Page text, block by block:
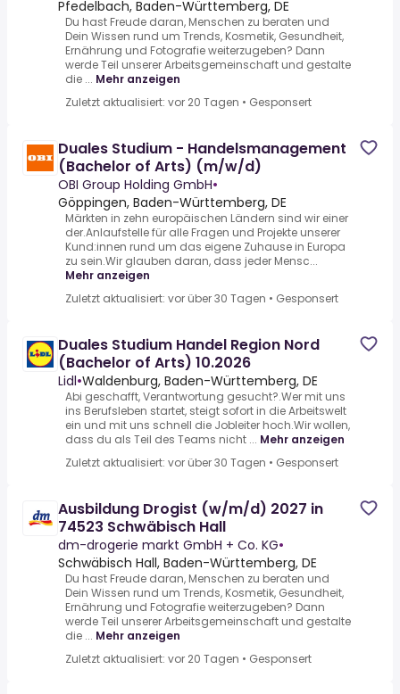
Pfedelbach, Baden-Württemberg, DE
Du hast Freude daran, Menschen zu beraten und
Dein Wissen rund um Trends, Kosmetik, Gesundheit,
Ernährung und Fotografie weiterzugeben? Dann
werde Teil unserer Arbeitsgemeinschaft und gestalte
die ... Mehr anzeigen
Zuletzt aktualisiert: vor 20 Tagen • Gesponsert
Duales Studium - Handelsmanagement
(Bachelor of Arts) (m/w/d)
OBI Group Holding GmbH•
Göppingen, Baden-Württemberg, DE
Märkten in zehn europäischen Ländern sind wir einer
der.Anlaufstelle für alle Fragen und Projekte unserer
Kund:innen rund um das eigene Zuhause in Europa
zu sein.Wir glauben daran, dass jeder Mensc...
Mehr anzeigen
Zuletzt aktualisiert: vor über 30 Tagen • Gesponsert
Duales Studium Handel Region Nord
(Bachelor of Arts) 10.2026
Lidl•Waldenburg, Baden-Württemberg, DE
Abi geschafft, Verantwortung gesucht?.Wer mit uns
ins Berufsleben startet, steigt sofort in die Arbeitswelt
ein und mit uns schnell die Jobleiter hoch.Wir wollen,
dass du als Teil des Teams nicht ... Mehr anzeigen
Zuletzt aktualisiert: vor über 30 Tagen • Gesponsert
Ausbildung Drogist (w/m/d) 2027 in
74523 Schwäbisch Hall
dm-drogerie markt GmbH + Co. KG•
Schwäbisch Hall, Baden-Württemberg, DE
Du hast Freude daran, Menschen zu beraten und
Dein Wissen rund um Trends, Kosmetik, Gesundheit,
Ernährung und Fotografie weiterzugeben? Dann
werde Teil unserer Arbeitsgemeinschaft und gestalte
die ... Mehr anzeigen
Zuletzt aktualisiert: vor 20 Tagen • Gesponsert